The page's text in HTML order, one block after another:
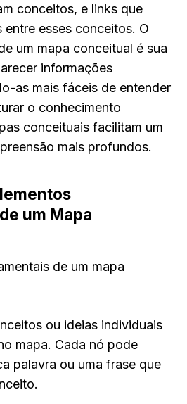
conceitos, e links que
entre esses conceitos. O
um mapa conceitual é sua
informações
as mais fáceis de entender
o conhecimento
conceituais facilitam um
mais profundos.
um Mapa
de um mapa
ou ideias individuais
mapa. Cada nó pode
palavra ou uma frase que